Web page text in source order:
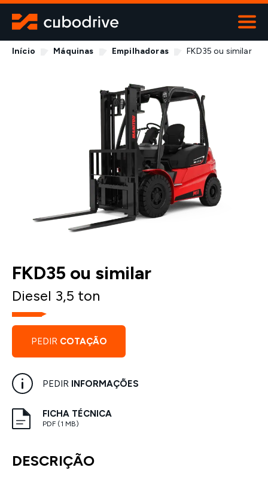
ALUGUER
Transportes especiais
Início Máquinas Empilhadoras FKD35 ou similar
FKD35 ou similar
Diesel 3,5 ton
PEDIRCOTAÇÃO
PEDIR INFORMAÇÕES
FICHA TÉCNICA
PDF (1 MB)
DESCRIÇÃO